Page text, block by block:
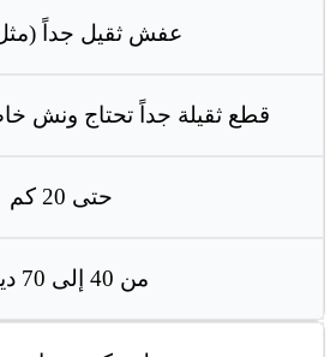
عفش ثقيل جداً (مثل
قطع ثقيلة جداً تحتاج ونش
حتى 20 كم
من 40 إلى 70 دينار